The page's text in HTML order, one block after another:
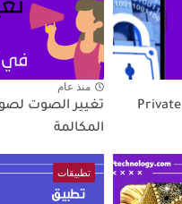
تطبيق قفل الصور Private
منذ عام
تغيير الصوت
المكالمة
تطبيقات